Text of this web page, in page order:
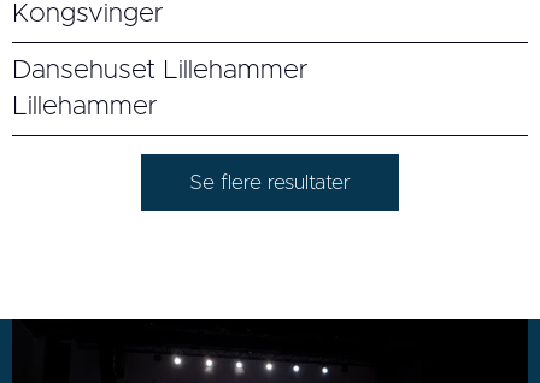
Kongsvinger
Dansehuset Lillehammer
Lillehammer